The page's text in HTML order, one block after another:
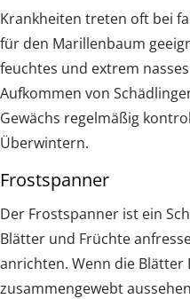
Krankheiten treten oft bei
für den Marillenbaum
feuchtes und extrem
Aufkommen von
Gewächs regelmäßig
Überwintern.
Frostspanner
Der Frostspanner ist ein
Blätter und Früchte
anrichten. Wenn die Blätter
zusammengewebt